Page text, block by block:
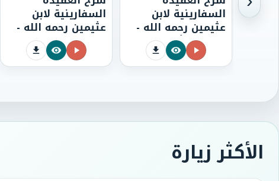
السفارينية لابن
عثيمين رحمه الله -
الدرس الثامن
والتسعون (98)
السفارينية لابن
عثيمين رحمه الله -
الدرس السابع
والتسعون (97)
الأكثر زيارة